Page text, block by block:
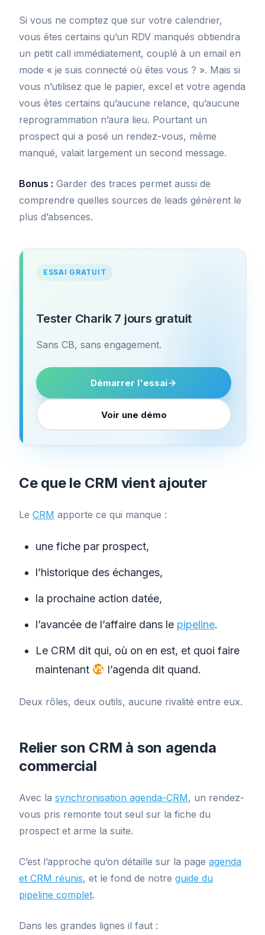
Si vous ne comptez que sur votre calendrier,
vous êtes certains qu’un RDV manqués obtiendra
un petit call immédiatement, couplé à un email en
mode « je suis connecté où êtes vous ? ». Mais si
vous n’utilisez que le papier, excel et votre agenda
vous êtes certains qu’aucune relance, qu’aucune
reprogrammation n’aura lieu. Pourtant un
prospect qui a posé un rendez-vous, même
manqué, valait largement un second message.
Bonus : Garder des traces permet aussi de
comprendre quelles sources de leads génèrent le
plus d’absences.
ESSAI GRATUIT
Tester Charik 7 jours gratuit
Sans CB, sans engagement.
Démarrer l'essai
Voir une démo
Ce que le CRM vient ajouter
Le CRM apporte ce qui manque :
une fiche par prospect,
l’historique des échanges,
la prochaine action datée,
l’avancée de l’affaire dans le pipeline.
Le CRM dit qui, où on en est, et quoi faire
maintenant
l’agenda dit quand.
Deux rôles, deux outils, aucune rivalité entre eux.
Relier son CRM à son agenda
commercial
Avec la synchronisation agenda-CRM, un rendez-
vous pris remonte tout seul sur la fiche du
prospect et arme la suite.
C’est l’approche qu’on détaille sur la page agenda
et CRM réunis, et le fond de notre guide du
pipeline complet.
Dans les grandes lignes il faut :